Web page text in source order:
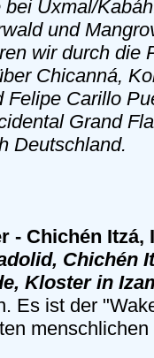
Uxmal/
und
wir durch die
Chicanná,
Carillo
Grand
Deutschland.
- Chichén Itzá,
Chichén
Kloster in
Es ist der